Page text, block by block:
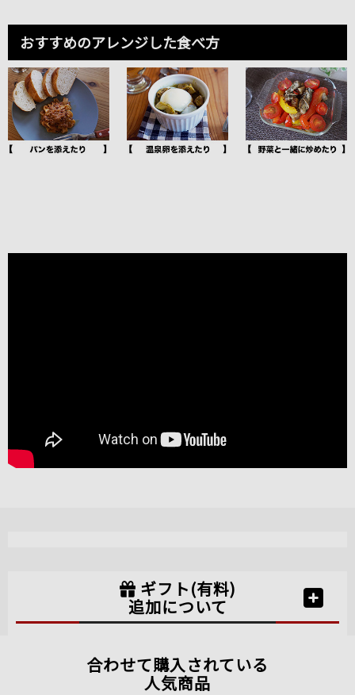
おすすめのアレンジした食べ方
ギフト(有料)
追加について
合わせて購入されている
人気商品